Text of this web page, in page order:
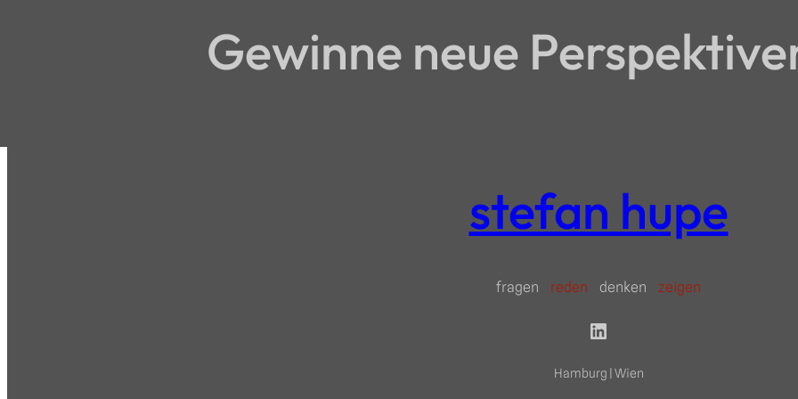
Gewinne neue
stefan hupe
fragen reden denken zeigen
LinkedIn
Hamburg | Wien